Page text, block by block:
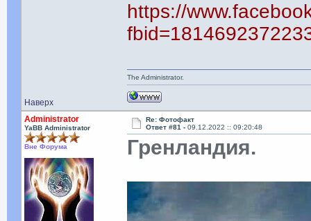
https://
Наверх
The Administrator.
Administrator
YaBB Administrator
Вне Форума
Re: Фотофакт
Ответ #81 -09.12.2022 :: 09:20:48
Гренландия.